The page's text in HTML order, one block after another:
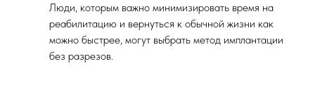
Люди, которым важно минимизировать время на
реабилитацию и вернуться к обычной жизни как
можно быстрее, могут выбрать метод имплантации
без разрезов.